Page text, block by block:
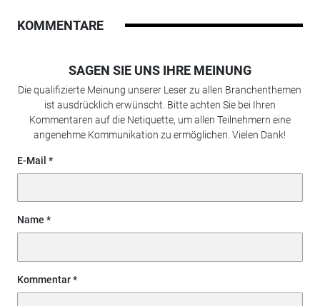
KOMMENTARE
SAGEN SIE UNS IHRE MEINUNG
Die qualifizierte Meinung unserer Leser zu allen Branchenthemen
ist ausdrücklich erwünscht. Bitte achten Sie bei Ihren
Kommentaren auf die Netiquette, um allen Teilnehmern eine
angenehme Kommunikation zu ermöglichen. Vielen Dank!
E-Mail
Name
Kommentar